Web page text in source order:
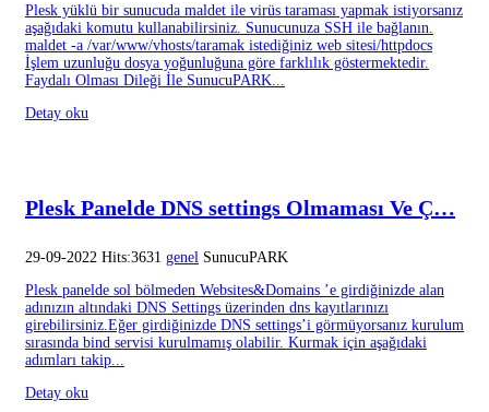
Plesk yüklü bir sunucuda maldet ile virüs taraması yapmak istiyorsanız
aşağıdaki komutu kullanabilirsiniz. Sunucunuza SSH ile bağlanın.
maldet -a /var/www/vhosts/taramak istediğiniz web sitesi/httpdocs
İşlem uzunluğu dosya yoğunluğuna göre farklılık göstermektedir.
Faydalı Olması Dileği İle SunucuPARK...
Detay oku
Plesk Panelde DNS settings Olmaması Ve Ç…
29-09-2022 Hits:3631 genel SunucuPARK
Plesk panelde sol bölmeden Websites&Domains ’e girdiğinizde alan
adınızın altındaki DNS Settings üzerinden dns kayıtlarınızı
girebilirsiniz.Eğer girdiğinizde DNS settings’i görmüyorsanız kurulum
sırasında bind servisi kurulmamış olabilir. Kurmak için aşağıdaki
adımları takip...
Detay oku